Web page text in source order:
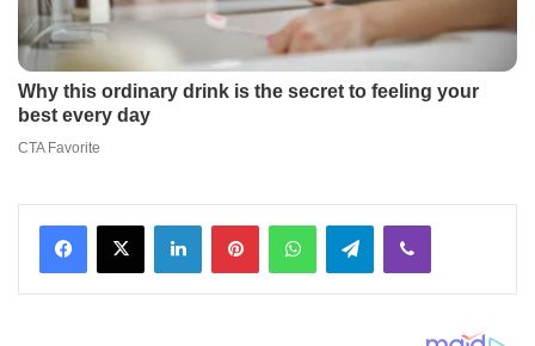
Facebook
X LinkedInPinterestWhatsAppTelegramViber